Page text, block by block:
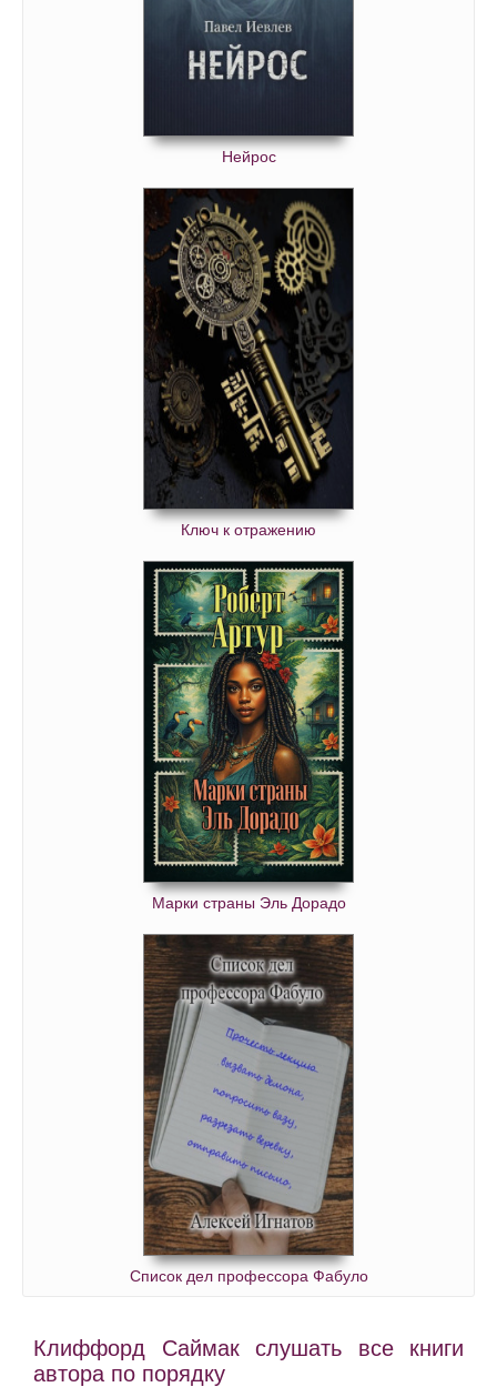
Нейрос
Ключ к отражению
Марки страны Эль Дорадо
Список дел профессора Фабуло
Клиффорд Саймак слушать все книги
автора по порядку